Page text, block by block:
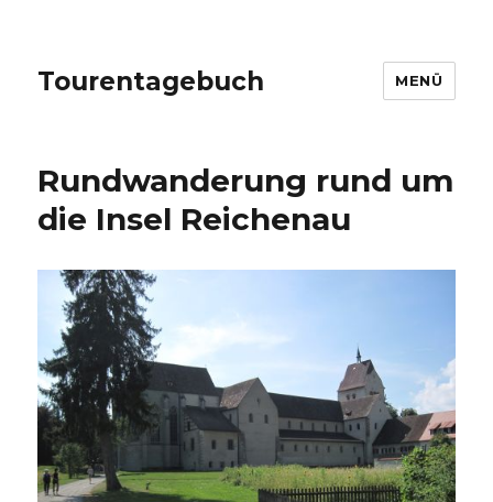
Tourentagebuch MENÜ
Rundwanderung rund um
die Insel Reichenau